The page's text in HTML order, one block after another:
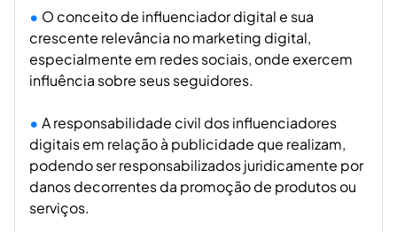
O conceito de influenciador digital e sua
crescente relevância no marketing digital,
especialmente em redes sociais, onde exercem
influência sobre seus seguidores.
A responsabilidade civil dos influenciadores
digitais em relação à publicidade que realizam,
podendo ser responsabilizados juridicamente por
danos decorrentes da promoção de produtos ou
serviços.